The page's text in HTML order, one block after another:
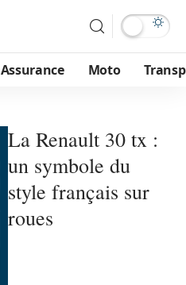
Assurance Moto
La Renault 30 tx :
un symbole du
style français sur
roues